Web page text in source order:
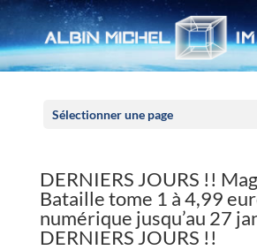
Sélectionner une page
DERNIERS JOURS !!
Bataille tome 1 à 4,99
numérique jusqu’au 27
DERNIERS JOURS !!
Panneau de gestion des cookies